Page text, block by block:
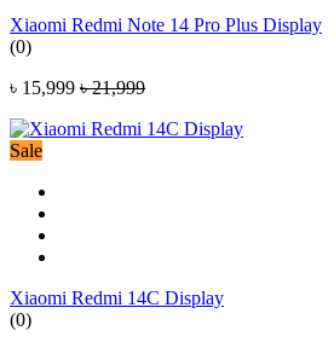
Xiaomi Redmi Note 14 Pro Plus Display
(0)
৳ 15,999 ৳ 21,999
Sale
Xiaomi Redmi 14C Display
(0)